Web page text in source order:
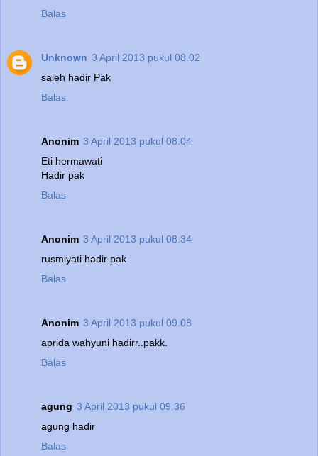
Balas
Unknown 3 April 2013 pukul 08.02
saleh hadir Pak
Balas
Anonim 3 April 2013 pukul 08.04
Eti hermawati
Hadir pak
Balas
Anonim 3 April 2013 pukul 08.34
rusmiyati hadir pak
Balas
Anonim 3 April 2013 pukul 09.08
aprida wahyuni hadirr..pakk.
Balas
agung 3 April 2013 pukul 09.36
agung hadir
Balas